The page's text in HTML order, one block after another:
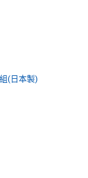
(日本製)